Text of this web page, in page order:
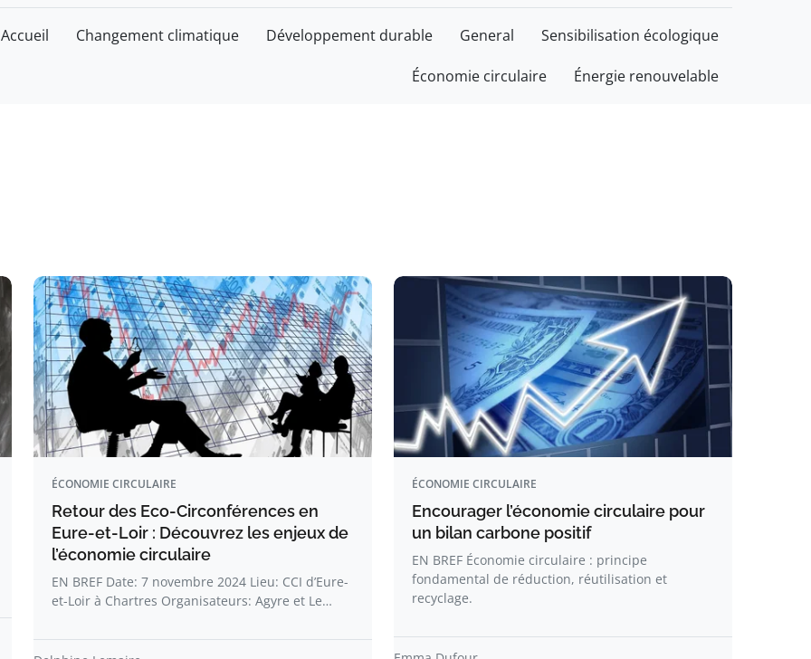
Accueil Changement climatique Développement durable General Sensibilisation écologique
Économie circulaire Énergie renouvelable
ÉCONOMIE CIRCULAIRE
Retour des Eco-Circonférences en
Eure-et-Loir : Découvrez les enjeux de
l’économie circulaire
EN BREF Date: 7 novembre 2024 Lieu: CCI d’Eure-
et-Loir à Chartres Organisateurs: Agyre et Le…
ÉCONOMIE CIRCULAIRE
Encourager l’économie circulaire pour
un bilan carbone positif
EN BREF Économie circulaire : principe
fondamental de réduction, réutilisation et
recyclage.